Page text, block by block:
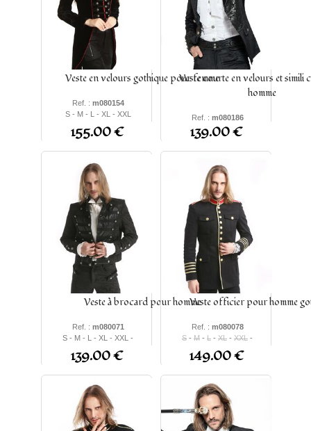
Veste en velours gothique pour femme
Ref. : m080154
S - M - L - XL - XXL
155.00 €
Veste courte en velours et simili
homme
Ref. : m080186
S - M - L - XL - 2XL - 3XL -
4XL
139.00 €
Veste à brocard pour homme
Ref. : m080071
S - M - L - XL - XXL -
XXXL
139.00 €
Veste officier pour homme
Ref. : m080078
S - M - L - XL - XXL -
XXXL
149.00 €